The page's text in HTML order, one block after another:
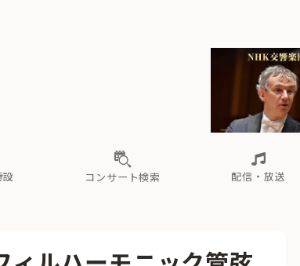
設
ないオーケストラコンサート
過去の特集
コンサート検索 配信・放送
Aからの眺望
ル